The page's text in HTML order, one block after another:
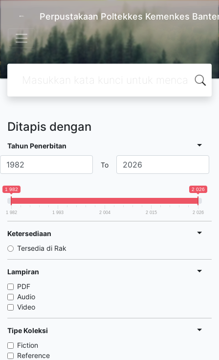
Perpustakaan Poltekkes Kemenkes
Ditapis dengan
Tahun Penerbitan
To
1 982 2 026
1 982 1 993 2 004 2 015 2 026
Ketersediaan
Tersedia di Rak
Lampiran
PDF
Audio
Video
Tipe Koleksi
Fiction
Reference